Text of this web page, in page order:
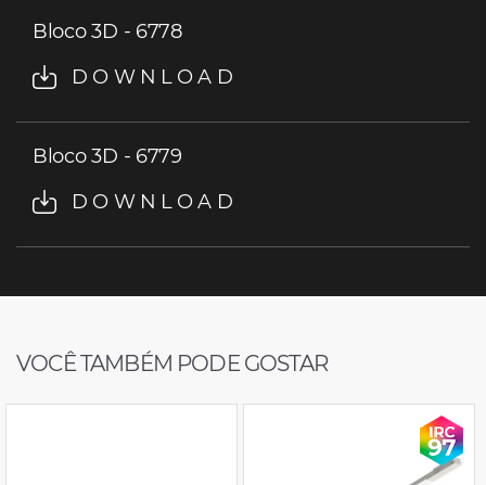
Bloco 3D - 6778
DOWNLOAD
Bloco 3D - 6779
DOWNLOAD
VOCÊ TAMBÉM PODE GOSTAR